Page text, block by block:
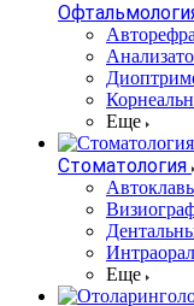
Еще
Стоматология
Еще